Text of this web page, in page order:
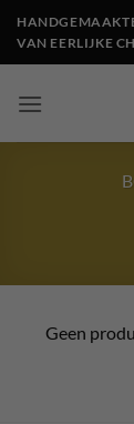
Ga
naar
inhoud
VAN EERLIJKE
Geen